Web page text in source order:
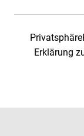
Privatsphäre
Erklärung